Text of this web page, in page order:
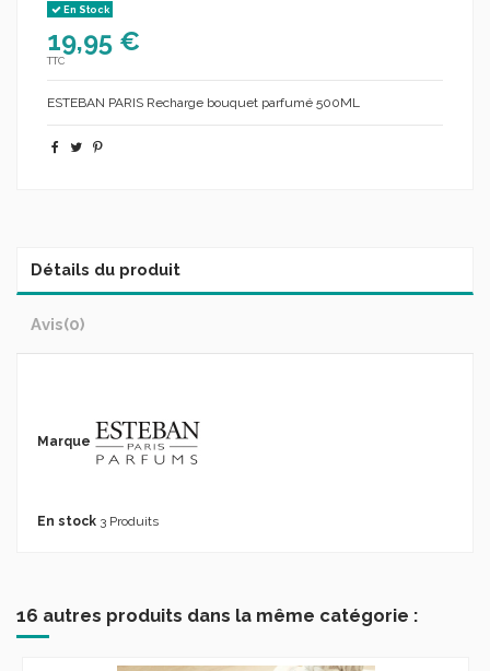
En Stock
19,95 €
TTC
ESTEBAN PARIS Recharge bouquet parfumé 500ML
Détails du produit
Avis(0)
Marque
En stock 3 Produits
16 autres produits dans la même catégorie :